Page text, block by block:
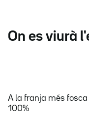
On es viurà
A la franja més
100%